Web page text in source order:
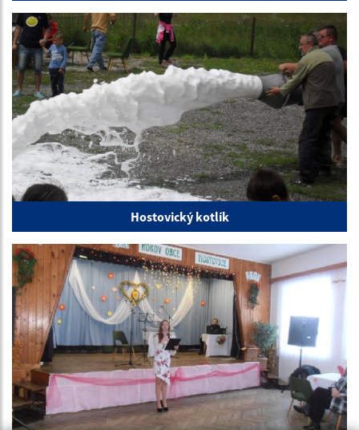
Hostovický kotlík